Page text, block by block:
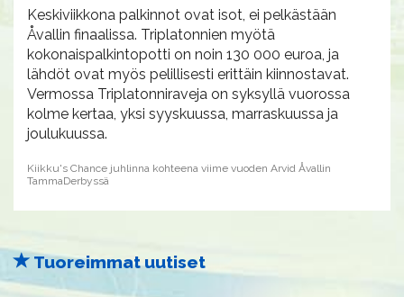
Keskiviikkona palkinnot ovat isot, ei pelkästään
Åvallin finaalissa. Triplatonnien myötä
kokonaispalkintopotti on noin 130 000 euroa, ja
lähdöt ovat myös pelillisesti erittäin kiinnostavat.
Vermossa Triplatonniraveja on syksyllä vuorossa
kolme kertaa, yksi syyskuussa, marraskuussa ja
joulukuussa.
Kiikku's Chance juhlinna kohteena viime vuoden Arvid Åvallin
TammaDerbyssä
Tuoreimmat uutiset